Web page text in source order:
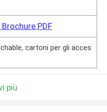
PDF
cartoni per gli acces
più